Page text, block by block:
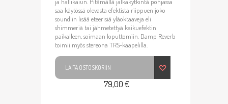
saa käytössä olevasta efektistä riippuen joko
soundiin lisää eteerisiä yläoktaaveja eli
shimmeriä tai jähmetettyä kaikuefektin
paikalleen, soimaan loputtomiin. Damp Reverb
toimii myös stereona TRS-kaapelilla.
LAITA OSTOSKORIIN
79,00 €